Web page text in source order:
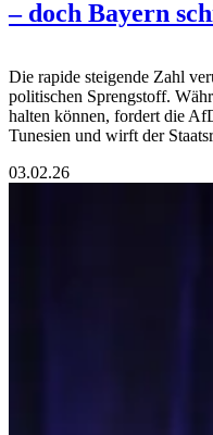
– doch Bayern
Die rapide steigende Zahl
politischen Sprengstoff.
halten können, fordert die
Tunesien und wirft der
03.02.26